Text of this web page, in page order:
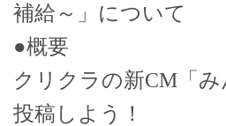
補給～」について
●概要
クリクラの新CM「
投稿しよう！